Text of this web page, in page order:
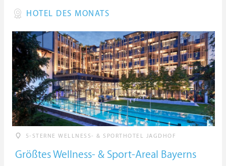
HOTEL DES MONATS
5-STERNE WELLNESS- & SPORTHOTEL JAGDHOF
Größtes Wellness- & Sport-Areal Bayerns